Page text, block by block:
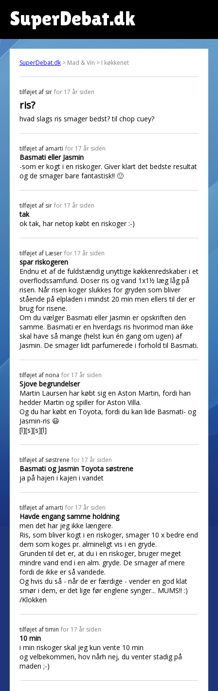
SuperDebat.dk
SuperDebat.dk > Mad & Vin > I køkkenet
tilføjet af sir for 17 år siden
ris?
hvad slags ris smager bedst? til chop cuey?
tilføjet af amarti for 17 år siden
Basmati eller Jasmin
-som er kogt i en riskoger. Giver klart det bedste resultat
og de smager bare fantastisk!! 🙂
tilføjet af sir for 17 år siden
tak
ok tak, har netop købt en riskoger :-)
tilføjet af Læser for 17 år siden
spar riskogeren
Endnu et af de fuldstændig unyttige køkkenredskaber i et
overflodssamfund. Doser ris og vand 1x1½ læg låg på
risen. Når risen koger slukkes for gryden som bliver
stående på elpladen i mindst 20 min men ellers til der er
brug for risene.
Om du vælger Basmati eller Jasmin er opskriften den
samme. Basmati er en hverdags ris hvorimod man ikke
skal have så mange (helst kun én gang om ugen) af
Jasmin. De smager lidt parfumerede i forhold til Basmati.
tilføjet af nona for 17 år siden
Sjove begrundelser
Martin Laursen har købt sig en Aston Martin, fordi han
hedder Martin og spiller for Aston Villa.
Og du har købt en Toyota, fordi du kan lide Basmati- og
Jasmin-ris 😃
[l][s][s][l]
tilføjet af søstrene for 17 år siden
Basmati og Jasmin Toyota søstrene
ja på hajen i kajen i vandet
tilføjet af amarti for 17 år siden
Havde engang samme holdning
men det har jeg ikke længere.
Ris, som bliver kogt i en riskoger, smager 10 x bedre end
dem som koges pr. almineligt vis i en gryde.
Grunden til det er, at du i en riskoger, bruger meget
mindre vand end i en alm. gryde. De smager af mere
fordi de ikke er så vandede.
Og hvis du så - når de er færdige - vender en god klat
smør i dem, er det lige før englene synger... MUMS!! :)
/Klokken
tilføjet aftimin for 17 år siden
10 min
i min riskoger skal jeg kun vente 10 min
og velbekommen, hov nårh nej, du venter stadig på
maden ;-)